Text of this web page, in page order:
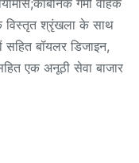
विस्तृत श्रृंखला के साथ
सहित बॉयलर डिजाइन,
एक अनूठी सेवा बाजार